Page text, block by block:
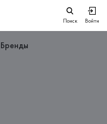
Поиск Войти
Бренды